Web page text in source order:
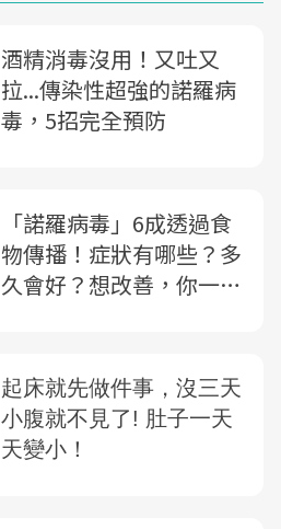
酒精消毒沒用！又吐又
拉...傳染性超強的諾羅病
毒，5招完全預防
「諾羅病毒」6成透過食
物傳播！症狀有哪些？多
久會好？想改善，你一定